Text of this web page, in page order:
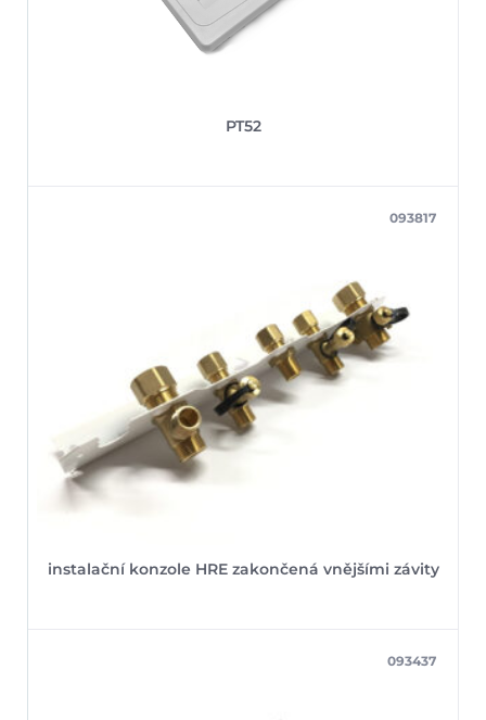
PT52
instalační konzole HRE zakončená vnějšími závity
093817
093437